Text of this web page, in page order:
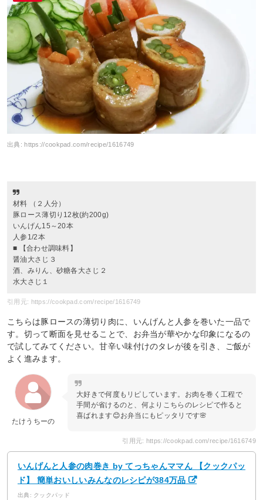
出典:https://cookpad.com/recipe/1616749
材料 （２人分）
豚ロース薄切り12枚(約200g)
いんげん15～20本
人参1/2本
■ 【合わせ調味料】
醤油大さじ３
酒、みりん、砂糖各大さじ２
水大さじ１
引用元: https://cookpad.com/recipe/1616749
こちらは豚ロースの薄切り肉に、いんげんと人参を巻いた一品で
す。切って断面を見せることで、お弁当が華やかな印象になるの
で試してみてください。甘辛い味付けのタレが後を引き、ご飯が
よく進みます。
たけうちーの
大好きで何度もリピしています。お肉を巻く工程で
手間が省けるのと、何よりこちらのレシピで作ると
喜ばれます😊お弁当にもピッタリです🌸
引用元: https://cookpad.com/recipe/1616749
いんげんと人参の肉巻き by てっちゃんママん 【クックパッ
ド】 簡単おいしいみんなのレシピが384万品
出典: クックパッド